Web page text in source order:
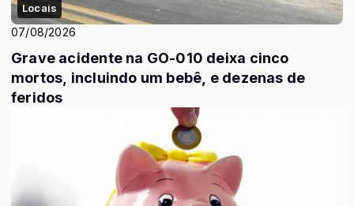
Locais
07/08/2026
Grave acidente na GO-010 deixa cinco
mortos, incluindo um bebê, e dezenas de
feridos